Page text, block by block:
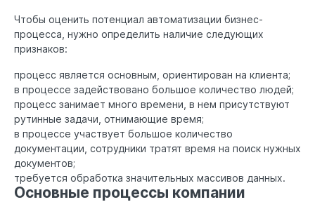
Чтобы оценить потенциал автоматизации бизнес-
процесса, нужно определить наличие следующих
признаков:
процесс является основным, ориентирован на клиента;
в процессе задействовано большое количество людей;
процесс занимает много времени, в нем присутствуют
рутинные задачи, отнимающие время;
в процессе участвует большое количество
документации, сотрудники тратят время на поиск нужных
документов;
требуется обработка значительных массивов данных.
Основные процессы компании